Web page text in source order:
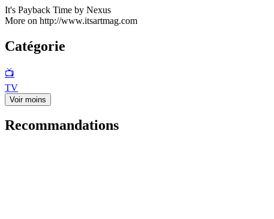
It's Payback Time by Nexus
More on http://www.itsartmag.com
Catégorie
📺
TV
Voir moins
Recommandations